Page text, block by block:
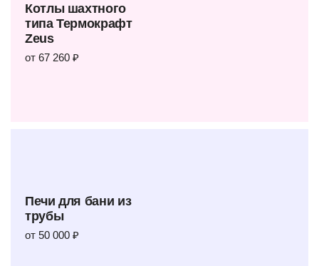
Котлы шахтного
типа Термокрафт
Zeus
от 67 260 ₽
Печи для бани из
трубы
от 50 000 ₽